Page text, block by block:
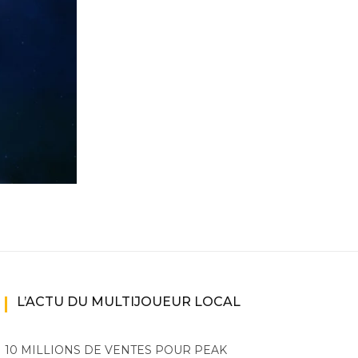
L’ACTU DU MULTIJOUEUR LOCAL
10 MILLIONS DE VENTES POUR PEAK